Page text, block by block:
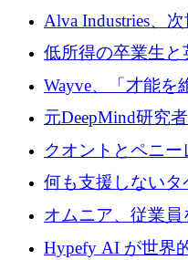
クプラットフォー
Alva Industries、
大に 1,600 万ユー
低所得の卒業生
るためにCommon
Wayve、「才能を
8,500万ドルの株
元DeepMind研究
ントを拡張するた
記録を獲得
クオントとペニ
テックの友人と敵
何も支援しないタ
ルの資金を調達
オムニア、従業
するために
Hypefy AI が世界